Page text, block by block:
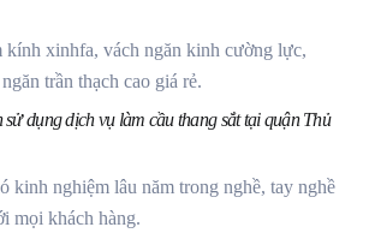
kính xinhfa, vách ngăn kinh cường lực,
trần thạch cao giá rẻ.
sử dụng dịch vụ làm cầu thang sắt tại quận Thủ
kinh nghiệm lâu năm trong nghề, tay nghề
mọi khách hàng.